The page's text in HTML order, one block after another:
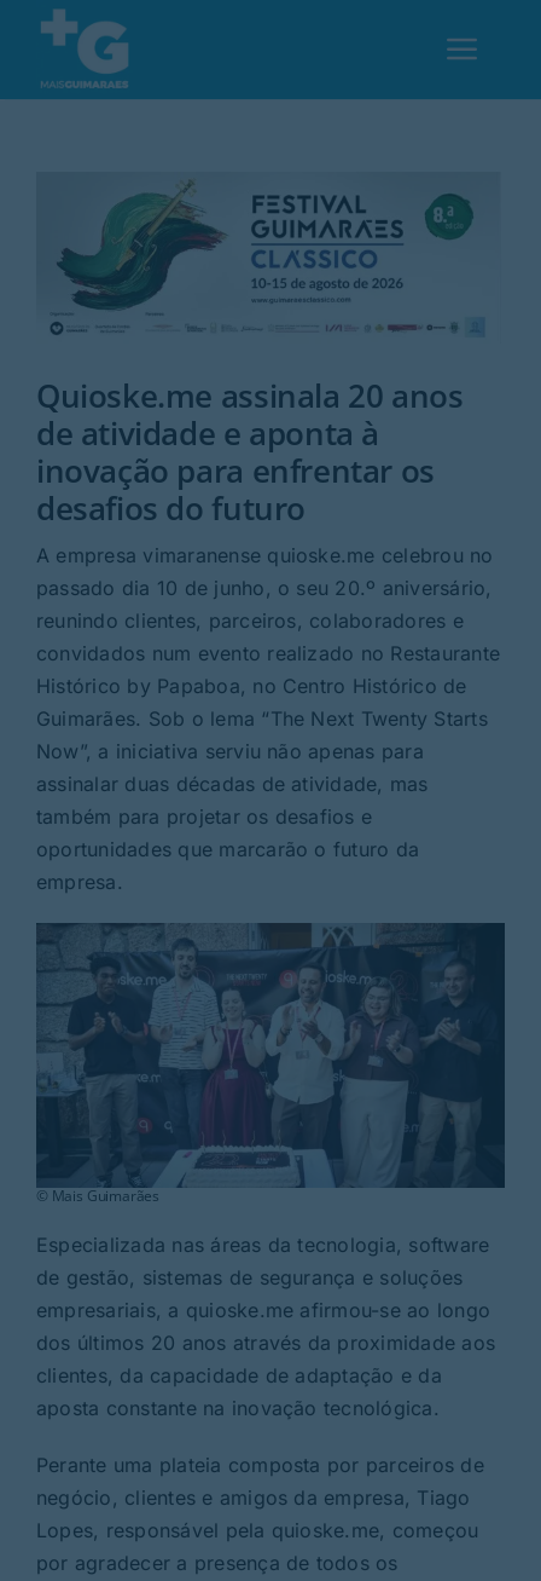
content
Desporto
Opinião
Região
Rubricas
Jornal
Revista
Search
Quioske.me assinala 20 anos
de atividade e aponta à
inovação para enfrentar os
desafios do futuro
A empresa vimaranense quioske.me celebrou no
passado dia 10 de junho, o seu 20.º aniversário,
reunindo clientes, parceiros, colaboradores e
convidados num evento realizado no Restaurante
Histórico by Papaboa, no Centro Histórico de
Guimarães. Sob o lema “The Next Twenty Starts
Now”, a iniciativa serviu não apenas para
assinalar duas décadas de atividade, mas
também para projetar os desafios e
oportunidades que marcarão o futuro da
empresa.
© Mais Guimarães
Especializada nas áreas da tecnologia, software
de gestão, sistemas de segurança e soluções
empresariais, a quioske.me afirmou-se ao longo
dos últimos 20 anos através da proximidade aos
clientes, da capacidade de adaptação e da
aposta constante na inovação tecnológica.
Perante uma plateia composta por parceiros de
negócio, clientes e amigos da empresa, Tiago
Lopes, responsável pela quioske.me, começou
por agradecer a presença de todos os